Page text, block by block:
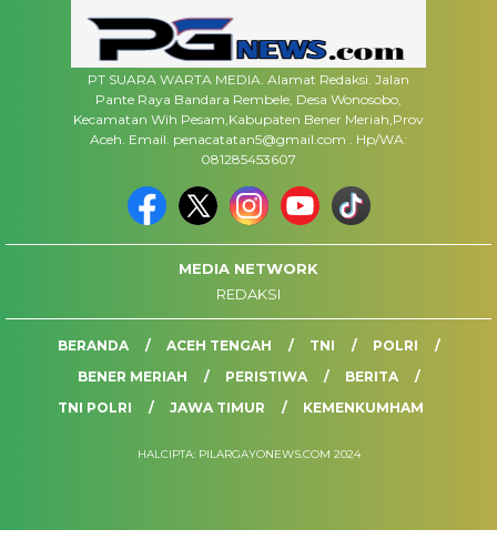
PT SUARA WARTA MEDIA. Alamat Redaksi. Jalan
Pante Raya Bandara Rembele, Desa Wonosobo,
Kecamatan Wih Pesam,Kabupaten Bener Meriah,Prov
Aceh. Email. penacatatan5@gmail.com . Hp/WA:
081285453607
MEDIA NETWORK
REDAKSI
BERANDA ACEH TENGAH TNI
POLRI
BENER MERIAH
PERISTIWA
BERITA
TNI POLRI
JAWA TIMUR KEMENKUMHAM
HALCIPTA: PILARGAYONEWS.COM 2024